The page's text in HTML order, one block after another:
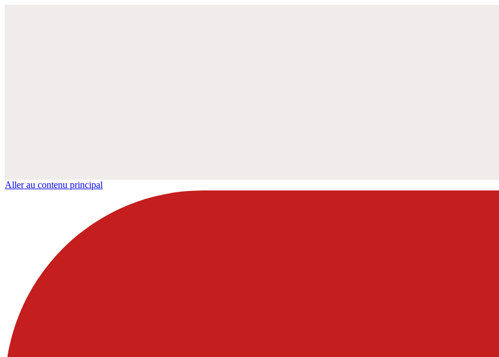
Aller au contenu principal